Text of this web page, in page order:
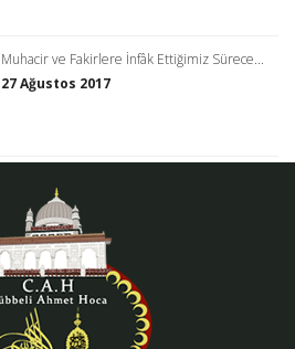
Muhacir ve Fakirlere İnfâk Ettiğimiz Sürece...
27 Ağustos 2017